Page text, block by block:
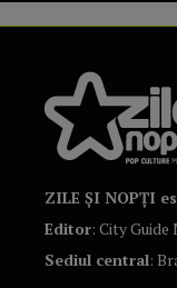
ZILE ȘI NOPȚI
Editor: City Guide
Sediul central: